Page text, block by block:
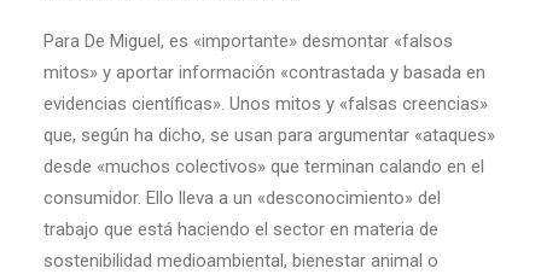
Para De Miguel, es «importante» desmontar «falsos
mitos» y aportar información «contrastada y basada en
evidencias científicas». Unos mitos y «falsas creencias»
que, según ha dicho, se usan para argumentar «ataques»
desde «muchos colectivos» que terminan calando en el
consumidor. Ello lleva a un «desconocimiento» del
trabajo que está haciendo el sector en materia de
sostenibilidad medioambiental, bienestar animal o